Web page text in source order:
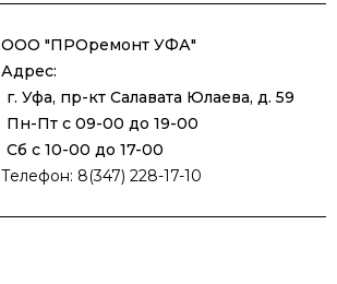
ООО "ПРОремонт УФА"
Адрес:
г. Уфа, пр-кт Салавата Юлаева, д. 59
Пн-Пт с 09-00 до 19-00
Сб с 10-00 до 17-00
Телефон: 8(347) 228-17-10